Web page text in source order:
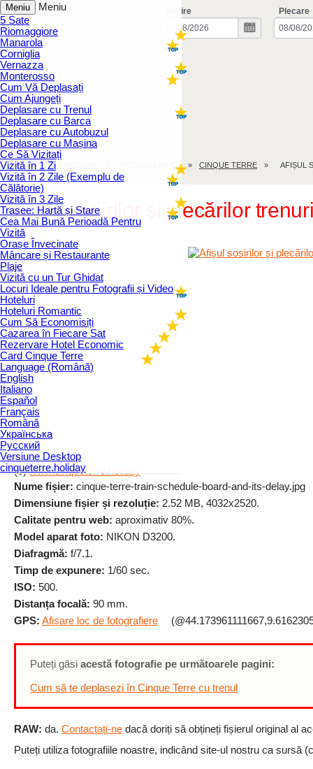
Meniu
Meniu
5 Sate
Riomaggiore
Manarola
Corniglia
Vernazza
Monterosso
Cum Vă Deplasați
Cum Ajungeți
Deplasare cu Trenul
Deplasare cu Barca
Deplasare cu Autobuzul
Deplasare cu Mașina
Ce Să Vizitați
Vizită în 1 Zi
Vizită în 2 Zile (Exemplu de
Călătorie)
Vizită în 3 Zile
Trasee: Hartă și Stare
Cea Mai Bună Perioadă Pentru
Vizită
Orașe Învecinate
Mâncare și Restaurante
Plaje
Vizită cu un Tur Ghidat
Locuri Ideale pentru Fotografii și Video
Hoteluri
Hoteluri Romantic
Cum Să Economisiți
Cazarea în Fiecare Sat
Rezervare Hotel Economic
Card Cinque Terre
Language (Română)
English
Italiano
Español
Français
Română
Українська
Русский
Versiune Desktop
cinqueterre.holiday
Sosire Plecare
CINQUE TERRE.HOLIDAY CINQUE TERRE AFIȘUL
Afișul sosirilor și plecărilor
(c)www.cinqueterre.holiday
Nume fișier: cinque-terre-train-schedule-board-and-its-delay.jpg
Dimensiune fișier și rezoluție: 2.52 MB, 4032x2520.
Calitate pentru web: aproximativ 80%.
Model aparat foto: NIKON D3200.
Diafragmă: f/7.1.
Timp de expunere: 1/60 sec.
ISO: 500.
Distanța focală: 90 mm.
GPS: Afișare loc de fotografiere
Puteți găsi acestă fotografie pe următoarele pagini:
Cum să te deplasezi în Cinque Terre cu trenul
RAW: da. Contactați-ne dacă doriți să obțineți fișierul original al
Puteți utiliza fotografiile noastre, indicând site-ul nostru ca sursă